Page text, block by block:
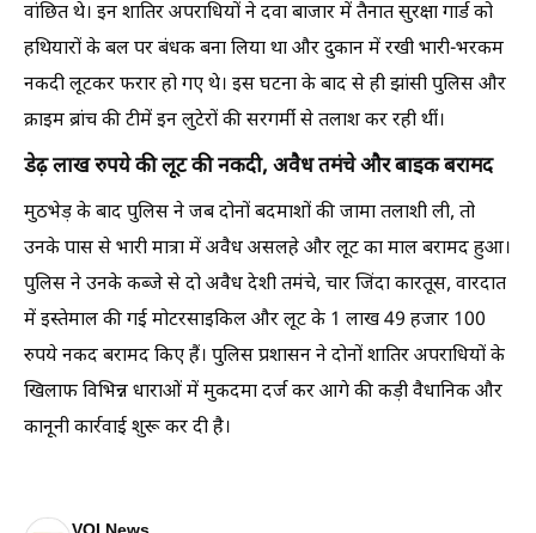
वांछित थे। इन शातिर अपराधियों ने दवा बाजार में तैनात सुरक्षा गार्ड को
हथियारों के बल पर बंधक बना लिया था और दुकान में रखी भारी-भरकम
नकदी लूटकर फरार हो गए थे। इस घटना के बाद से ही झांसी पुलिस और
क्राइम ब्रांच की टीमें इन लुटेरों की सरगर्मी से तलाश कर रही थीं।
डेढ़ लाख रुपये की लूट की नकदी, अवैध तमंचे और बाइक बरामद
मुठभेड़ के बाद पुलिस ने जब दोनों बदमाशों की जामा तलाशी ली, तो
उनके पास से भारी मात्रा में अवैध असलहे और लूट का माल बरामद हुआ।
पुलिस ने उनके कब्जे से दो अवैध देशी तमंचे, चार जिंदा कारतूस, वारदात
में इस्तेमाल की गई मोटरसाइकिल और लूट के 1 लाख 49 हजार 100
रुपये नकद बरामद किए हैं। पुलिस प्रशासन ने दोनों शातिर अपराधियों के
खिलाफ विभिन्न धाराओं में मुकदमा दर्ज कर आगे की कड़ी वैधानिक और
कानूनी कार्रवाई शुरू कर दी है।